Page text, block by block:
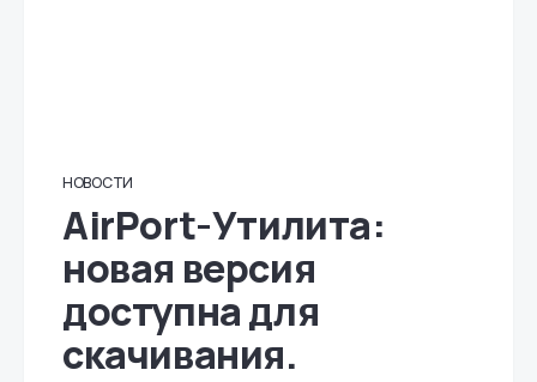
НОВОСТИ
AirPort-Утилита:
новая версия
доступна для
скачивания.